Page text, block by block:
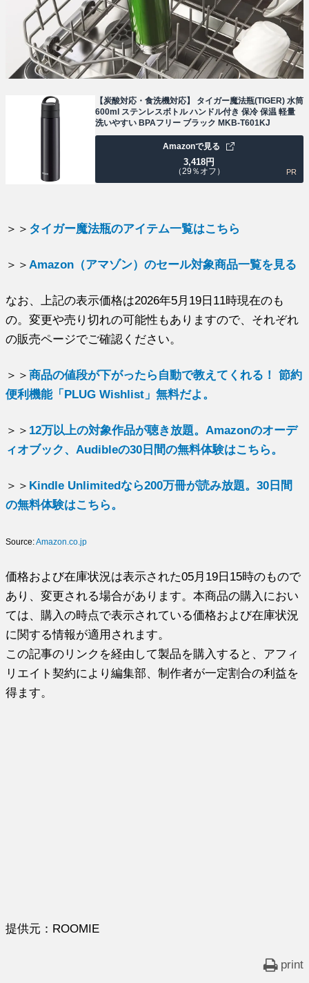
【炭酸対応・食洗機対応】 タイガー魔法瓶(TIGER) 水筒
600ml ステンレスボトル ハンドル付き 保冷 保温 軽量
洗いやすい BPAフリー ブラック MKB-T601KJ
3,418円
（29％オフ）
Amazonで見る
PR
＞＞ タイガー魔法瓶のアイテム一覧はこちら
＞＞ Amazon（アマゾン）のセール対象商品一覧を見る
なお、上記の表示価格は2026年5月19日11時現在のも
の。変更や売り切れの可能性もありますので、それぞれ
の販売ページでご確認ください。
＞＞商品の値段が下がったら自動で教えてくれる！ 節約
便利機能「PLUG Wishlist」無料だよ。
＞＞ 12万以上の対象作品が聴き放題。Amazonのオーデ
ィオブック、Audibleの30日間の無料体験はこちら。
＞＞ Kindle Unlimitedなら200万冊が読み放題。30日間
の無料体験はこちら。
Source:Amazon.co.jp
価格および在庫状況は表示された05月19日15時のもので
あり、変更される場合があります。本商品の購入におい
ては、購入の時点で表示されている価格および在庫状況
に関する情報が適用されます。
この記事のリンクを経由して製品を購入すると、アフィ
リエイト契約により編集部、制作者が一定割合の利益を
得ます。
提供元：ROOMIE
print